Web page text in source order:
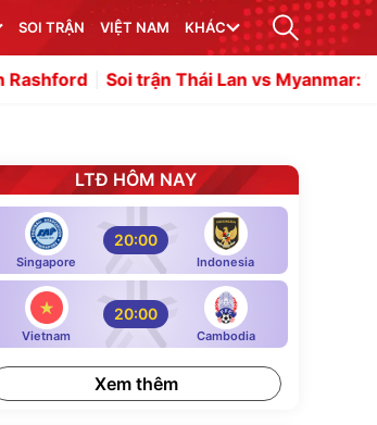
SOI TRẬN VIỆT NAM KHÁC
trận Thái Lan vs Myanmar: "Voi chiến"
LTĐ HÔM NAY
Singapore
20:00
Indonesia
Vietnam
20:00
Cambodia
Xem thêm